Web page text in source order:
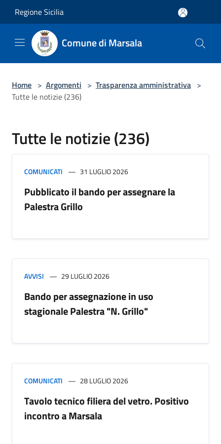
Regione Sicilia
Comune di Marsala
Home > Argomenti > Trasparenza amministrativa >
Tutte le notizie (236)
Tutte le notizie (236)
COMUNICATI 31 LUGLIO 2026
Pubblicato il bando per assegnare la
Palestra Grillo
AVVISI 29 LUGLIO 2026
Bando per assegnazione in uso
stagionale Palestra "N. Grillo"
COMUNICATI 28 LUGLIO 2026
Tavolo tecnico filiera del vetro. Positivo
incontro a Marsala